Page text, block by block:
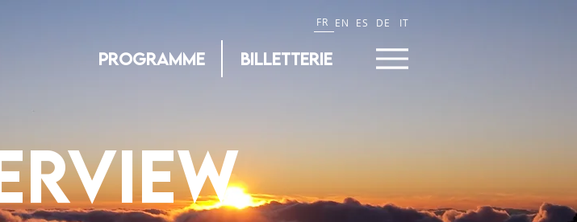
FR EN ES DE IT
Programme BILLETTERIE